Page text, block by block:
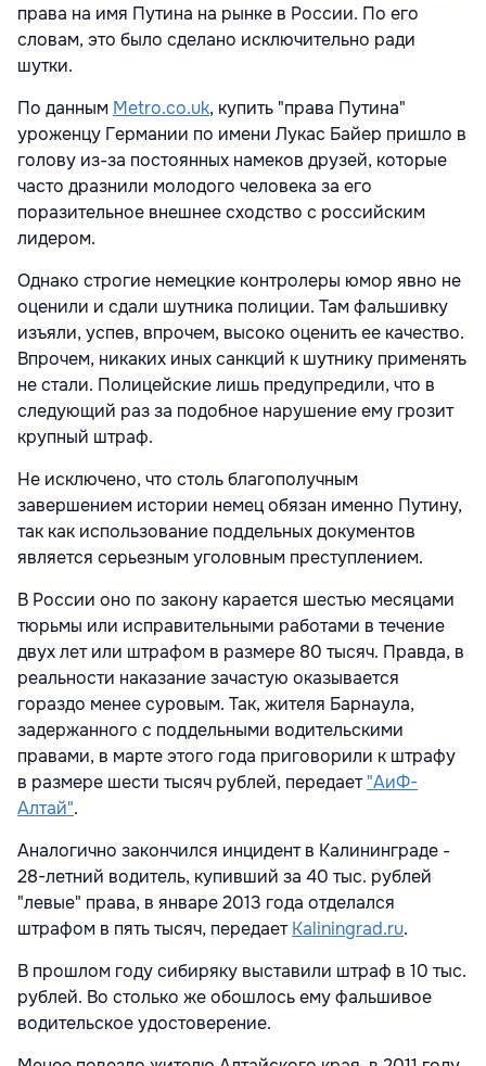
права на имя Путина на рынке в России. По его
словам, это было сделано исключительно ради
шутки.
По данным Metro.co.uk, купить "права Путина"
уроженцу Германии по имени Лукас Байер пришло в
голову из-за постоянных намеков друзей, которые
часто дразнили молодого человека за его
поразительное внешнее сходство с российским
лидером.
Однако строгие немецкие контролеры юмор явно не
оценили и сдали шутника полиции. Там фальшивку
изъяли, успев, впрочем, высоко оценить ее качество.
Впрочем, никаких иных санкций к шутнику применять
не стали. Полицейские лишь предупредили, что в
следующий раз за подобное нарушение ему грозит
крупный штраф.
Не исключено, что столь благополучным
завершением истории немец обязан именно Путину,
так как использование поддельных документов
является серьезным уголовным преступлением.
В России оно по закону карается шестью месяцами
тюрьмы или исправительными работами в течение
двух лет или штрафом в размере 80 тысяч. Правда, в
реальности наказание зачастую оказывается
гораздо менее суровым. Так, жителя Барнаула,
задержанного с поддельными водительскими
правами, в марте этого года приговорили к штрафу
в размере шести тысяч рублей, передает"АиФ-
Алтай".
Аналогично закончился инцидент в Калининграде -
28-летний водитель, купивший за 40 тыс. рублей
"левые" права, в январе 2013 года отделался
штрафом в пять тысяч, передаетKaliningrad.ru.
В прошлом году сибиряку выставили штраф в 10 тыс.
рублей. Во столько же обошлось ему фальшивое
водительское удостоверение.